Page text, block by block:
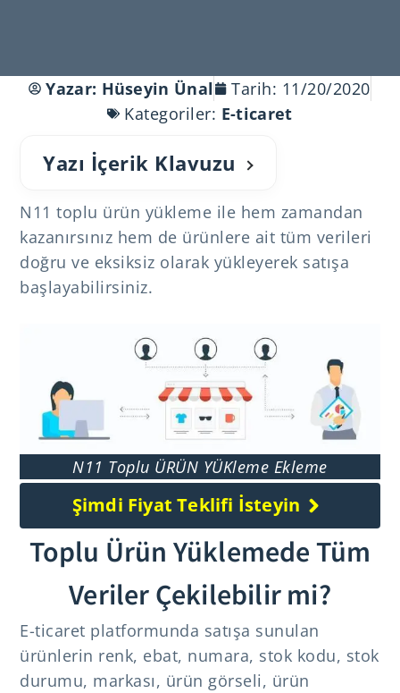
Yazar: Hüseyin Ünal Tarih: 11/20/2020
Kategoriler: E-ticaret
Yazı İçerik Klavuzu
N11 toplu ürün yükleme ile hem zamandan
kazanırsınız hem de ürünlere ait tüm verileri
doğru ve eksiksiz olarak yükleyerek satışa
başlayabilirsiniz.
N11 Toplu ÜRÜN YÜKleme Ekleme
Şimdi Fiyat Teklifi İsteyin
Toplu Ürün Yüklemede Tüm
Veriler Çekilebilir mi?
E-ticaret platformunda satışa sunulan
ürünlerin renk, ebat, numara, stok kodu, stok
durumu, markası, ürün görseli, ürün